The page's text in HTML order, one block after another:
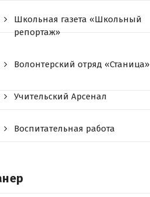
Школьная газета «Школьный
репортаж»
Волонтерский отряд «Станица»
Учительский Арсенал
Воспитательная работа